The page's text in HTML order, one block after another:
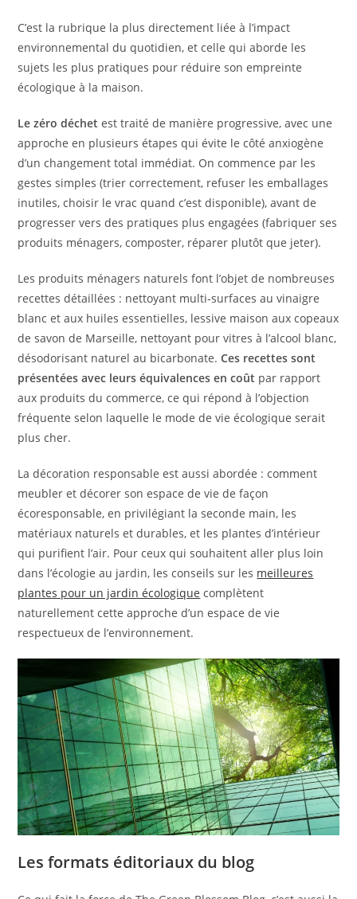
C’est la rubrique la plus directement liée à l’impact
environnemental du quotidien, et celle qui aborde les
sujets les plus pratiques pour réduire son empreinte
écologique à la maison.
Le zéro déchet est traité de manière progressive, avec une
approche en plusieurs étapes qui évite le côté anxiogène
d’un changement total immédiat. On commence par les
gestes simples (trier correctement, refuser les emballages
inutiles, choisir le vrac quand c’est disponible), avant de
progresser vers des pratiques plus engagées (fabriquer ses
produits ménagers, composter, réparer plutôt que jeter).
Les produits ménagers naturels font l’objet de nombreuses
recettes détaillées : nettoyant multi-surfaces au vinaigre
blanc et aux huiles essentielles, lessive maison aux copeaux
de savon de Marseille, nettoyant pour vitres à l’alcool blanc,
désodorisant naturel au bicarbonate.Ces recettes sont
présentées avec leurs équivalences en coût par rapport
aux produits du commerce, ce qui répond à l’objection
fréquente selon laquelle le mode de vie écologique serait
plus cher.
La décoration responsable est aussi abordée : comment
meubler et décorer son espace de vie de façon
écoresponsable, en privilégiant la seconde main, les
matériaux naturels et durables, et les plantes d’intérieur
qui purifient l’air. Pour ceux qui souhaitent aller plus loin
dans l’écologie au jardin, les conseils sur les meilleures
plantes pour un jardin écologique complètent
naturellement cette approche d’un espace de vie
respectueux de l’environnement.
Les formats éditoriaux du blog